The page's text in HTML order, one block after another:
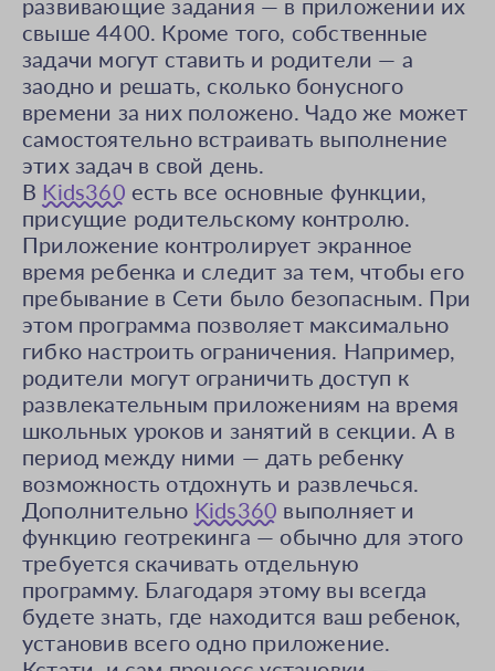
свыше 4400. Кроме того, собственные
задачи могут ставить и родители — а
заодно и решать, сколько бонусного
времени за них положено. Чадо же может
самостоятельно встраивать выполнение
этих задач в свой день.
В Kids360 есть все основные функции,
присущие родительскому контролю.
Приложение контролирует экранное
время ребенка и следит за тем, чтобы его
пребывание в Сети было безопасным. При
этом программа позволяет максимально
гибко настроить ограничения. Например,
родители могут ограничить доступ к
развлекательным приложениям на время
школьных уроков и занятий в секции. А в
период между ними — дать ребенку
возможность отдохнуть и развлечься.
Дополнительно Kids360 выполняет и
функцию геотрекинга — обычно для этого
требуется скачивать отдельную
программу. Благодаря этому вы всегда
будете знать, где находится ваш ребенок,
установив всего одно приложение.